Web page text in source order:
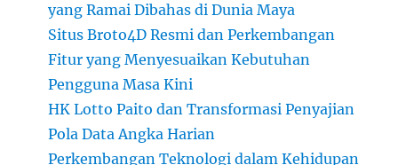
yang Ramai Dibahas di Dunia Maya
Situs Broto4D Resmi dan Perkembangan
Fitur yang Menyesuaikan Kebutuhan
Pengguna Masa Kini
HK Lotto Paito dan Transformasi Penyajian
Pola Data Angka Harian
Perkembangan Teknologi dalam Kehidupan